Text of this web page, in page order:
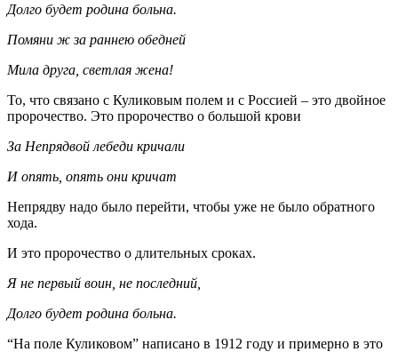
Долго будет родина больна.
Помяни ж за раннею обедней
Мила друга, светлая жена!
То, что связано с Куликовым полем и с Россией – это двойное
пророчество. Это пророчество о большой крови
За Непрядвой лебеди кричали
И опять, опять они кричат
Непрядву надо было перейти, чтобы уже не было обратного
хода.
И это пророчество о длительных сроках.
Я не первый воин, не последний,
Долго будет родина больна.
“На поле Куликовом” написано в 1912 году и примерно в это